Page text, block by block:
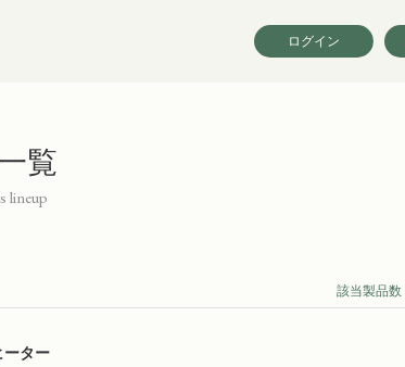
ログイン
覧
lineup
該当製品数
ター